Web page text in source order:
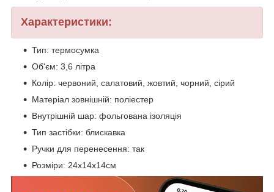
Характеристики:
Тип: термосумка
Об'єм: 3,6 літра
Колір: червоний, салатовий, жовтий, чорний, сірий
Матеріал зовнішній: поліестер
Внутрішній шар: фольгована ізоляція
Тип застібки: блискавка
Ручки для перенесення: так
Розміри: 24х14х14см